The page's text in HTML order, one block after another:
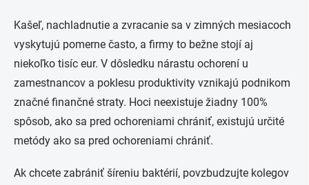
Kašeľ, nachladnutie a zvracanie sa v zimných mesiacoch
vyskytujú pomerne často, a firmy to bežne stojí aj
niekoľko tisíc eur. V dôsledku nárastu ochorení u
zamestnancov a poklesu produktivity vznikajú podnikom
značné finančné straty. Hoci neexistuje žiadny 100%
spôsob, ako sa pred ochoreniami chrániť, existujú určité
metódy ako sa pred ochoreniami chrániť.
Ak chcete zabrániť šíreniu baktérií, povzbudzujte kolegov